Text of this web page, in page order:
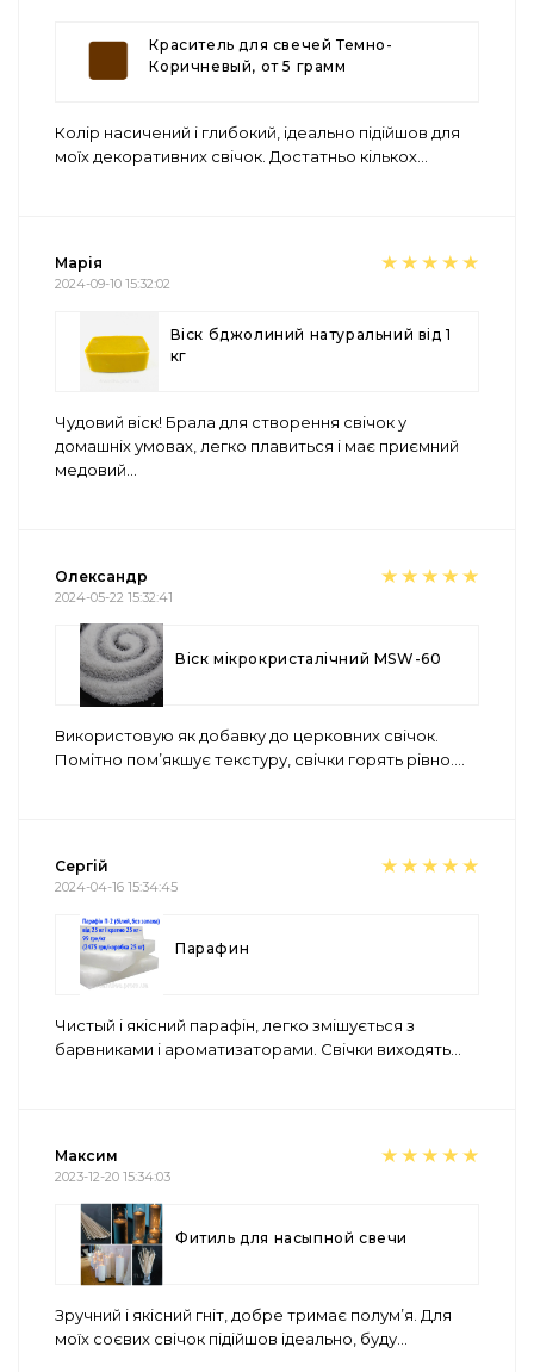
Краситель для свечей Темно-
Коричневый, от 5 грамм
Колір насичений і глибокий, ідеально підійшов для
моїх декоративних свічок. Достатньо кількох...
Марія
2024-09-10 15:32:02
Віск бджолиний натуральний від 1
кг
Чудовий віск! Брала для створення свічок у
домашніх умовах, легко плавиться і має приємний
медовий...
Олександр
2024-05-22 15:32:41
Віск мікрокристалічний MSW-60
Використовую як добавку до церковних свічок.
Помітно пом’якшує текстуру, свічки горять рівно....
Сергій
2024-04-16 15:34:45
Парафин
Чистый і якісний парафін, легко змішується з
барвниками і ароматизаторами. Свічки виходять...
Максим
2023-12-20 15:34:03
Фитиль для насыпной свечи
Зручний і якісний гніт, добре тримає полум’я. Для
моїх соєвих свічок підійшов ідеально, буду...